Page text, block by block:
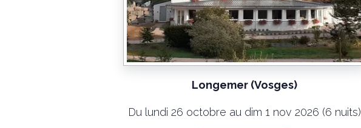
Longemer (Vosges)
Du lundi 26 octobre au dim 1 nov 2026 (6 nuits)